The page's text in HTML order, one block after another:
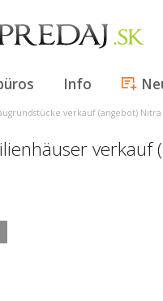
Info
verkauf (angebot) Nitra
verkauf